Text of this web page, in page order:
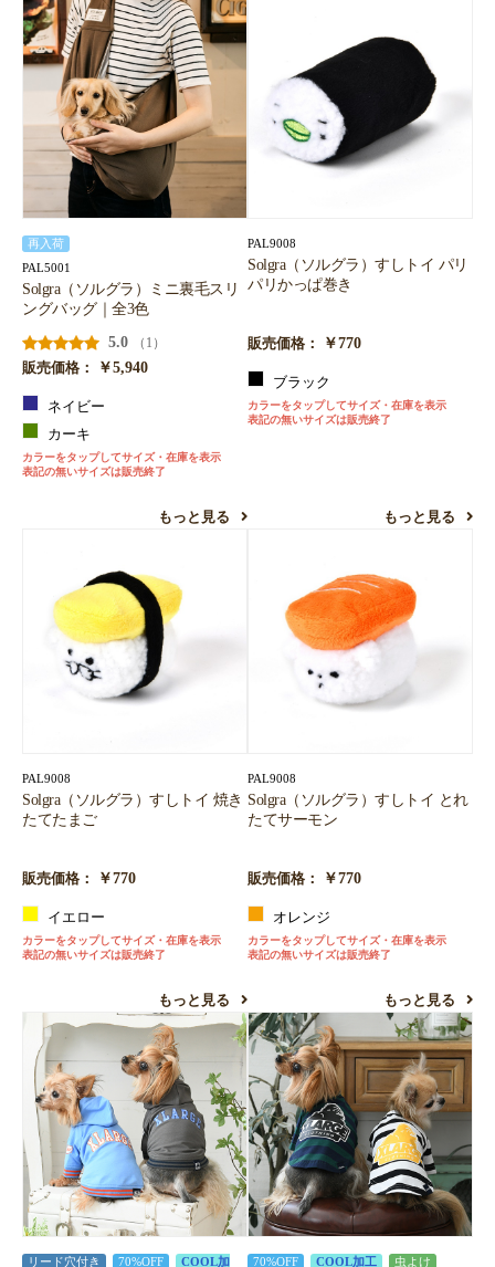
再入荷
PAL5001
Solgra（ソルグラ）ミニ裏毛スリ
ングバッグ｜全3色
5.0
（1）
販売価格：
￥5,940
ネイビー
カーキ
カラーをタップしてサイズ・在庫を表示
表記の無いサイズは販売終了
もっと見る
PAL9008
Solgra（ソルグラ）すしトイ パリ
パリかっぱ巻き
販売価格： ￥770
ブラック
カラーをタップしてサイズ・在庫を表示
表記の無いサイズは販売終了
もっと見る
PAL9008
Solgra（ソルグラ）すしトイ 焼き
たてたまご
販売価格： ￥770
イエロー
カラーをタップしてサイズ・在庫を表示
表記の無いサイズは販売終了
もっと見る
PAL9008
Solgra（ソルグラ）すしトイ とれ
たてサーモン
販売価格： ￥770
オレンジ
カラーをタップしてサイズ・在庫を表示
表記の無いサイズは販売終了
もっと見る
リード穴付き 70%OFF
COOL加
70%OFF COOL加工
虫よけ